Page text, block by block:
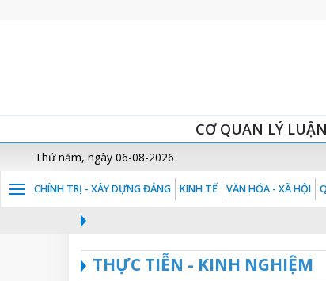
CƠ QUAN LÝ
Thứ năm, ngày 06-08-2026
CHÍNH TRỊ - XÂY DỰNG ĐẢNG KINH TẾ VĂN HÓA - XÃ HỘI
THỰC TIỄN - KINH NGHIỆM